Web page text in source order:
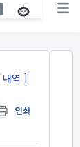
역 ]
인쇄